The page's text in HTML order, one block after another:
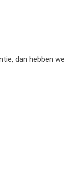
dan hebben we